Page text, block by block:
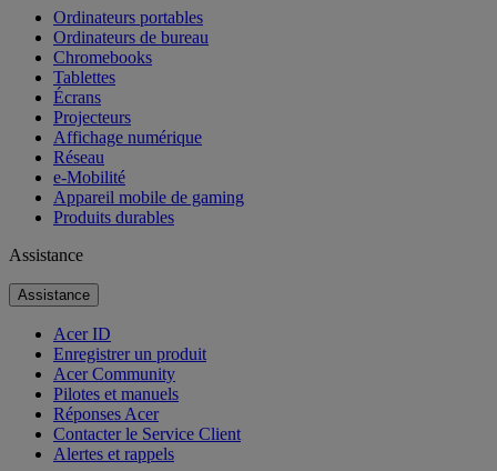
Ordinateurs portables
Ordinateurs de bureau
Chromebooks
Tablettes
Écrans
Projecteurs
Affichage numérique
Réseau
e-Mobilité
Appareil mobile de gaming
Produits durables
Assistance
Assistance
Acer ID
Enregistrer un produit
Acer Community
Pilotes et manuels
Réponses Acer
Contacter le Service Client
Alertes et rappels